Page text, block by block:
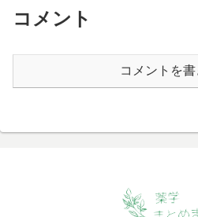
コメント
コメントを